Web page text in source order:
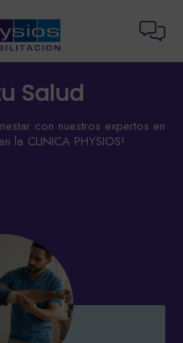
Salud
con nuestros expertos en
la CLINICA PHYSIOS!